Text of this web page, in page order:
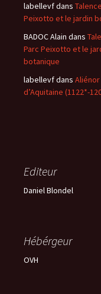
labellevfdans
Peixotto et le jardin
BADOC Alain dans
Parc Peixotto et le
botanique
labellevfdans Aliénor
d’Aquitaine (1122*-
Editeur
Daniel Blondel
Hébérgeur
OVH